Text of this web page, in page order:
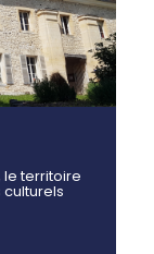
le territoire